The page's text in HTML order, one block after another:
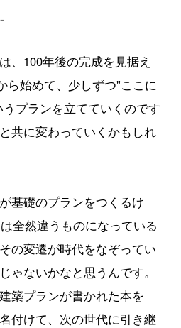
、100年後の完成を見据え
ら始めて、少しずつ"ここに
プランを立てていくのです
共に変わっていくかもしれ
基礎のプランをつくるけ
全然違うものになっている
の変遷が時代をなぞってい
ゃないかなと思うんです。
築プランが書かれた本を
付けて、次の世代に引き継